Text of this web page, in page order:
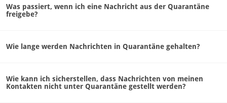
Was passiert, wenn ich eine Nachricht aus der Quarantäne
freigebe?
Wie lange werden Nachrichten in Quarantäne gehalten?
Wie kann ich sicherstellen, dass Nachrichten von meinen
Kontakten nicht unter Quarantäne gestellt werden?